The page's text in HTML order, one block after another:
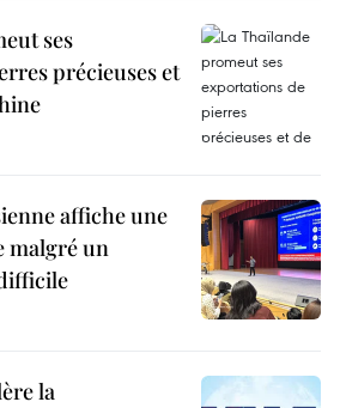
ses
précieuses et
affiche une
malgré un
la